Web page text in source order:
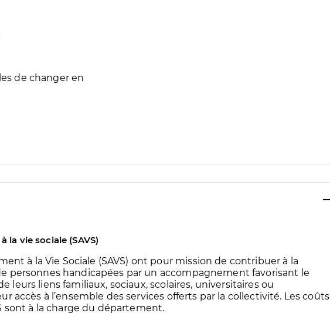
de changer en
la vie sociale (SAVS)
à la Vie Sociale (SAVS) ont pour mission de contribuer à la
personnes handicapées par un accompagnement favorisant le
leurs liens familiaux, sociaux, scolaires, universitaires ou
accès à l’ensemble des services offerts par la collectivité. Les coûts
à la charge du département.